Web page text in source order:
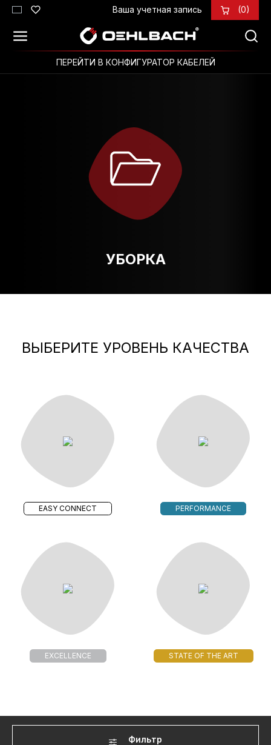
Перейти к основному содержанию
Ваша учетная запись (0)
ПЕРЕЙТИ В КОНФИГУРАТОР КАБЕЛЕЙ
УБОРКА
ВЫБЕРИТЕ УРОВЕНЬ КАЧЕСТВА
EASY CONNECT PERFORMANCE
EXCELLENCE STATE OF THE ART
Фильтр